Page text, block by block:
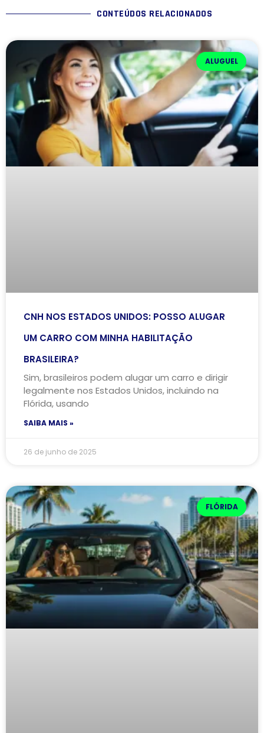
CONTEÚDOS RELACIONADOS
ALUGUEL
CNH NOS ESTADOS UNIDOS: POSSO ALUGAR
UM CARRO COM MINHA HABILITAÇÃO
BRASILEIRA?
Sim, brasileiros podem alugar um carro e dirigir
legalmente nos Estados Unidos, incluindo na
Flórida, usando
SAIBA MAIS »
26 de junho de 2025
FLÓRIDA